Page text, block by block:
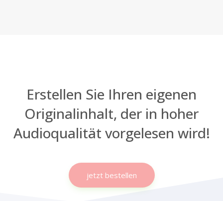
Erstellen Sie Ihren eigenen
Originalinhalt, der in hoher
Audioqualität vorgelesen wird!
jetzt bestellen